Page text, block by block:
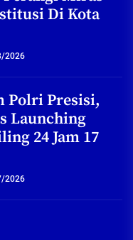
Di Kota
2026
Polri Presisi,
Launching
24 Jam 17
2026